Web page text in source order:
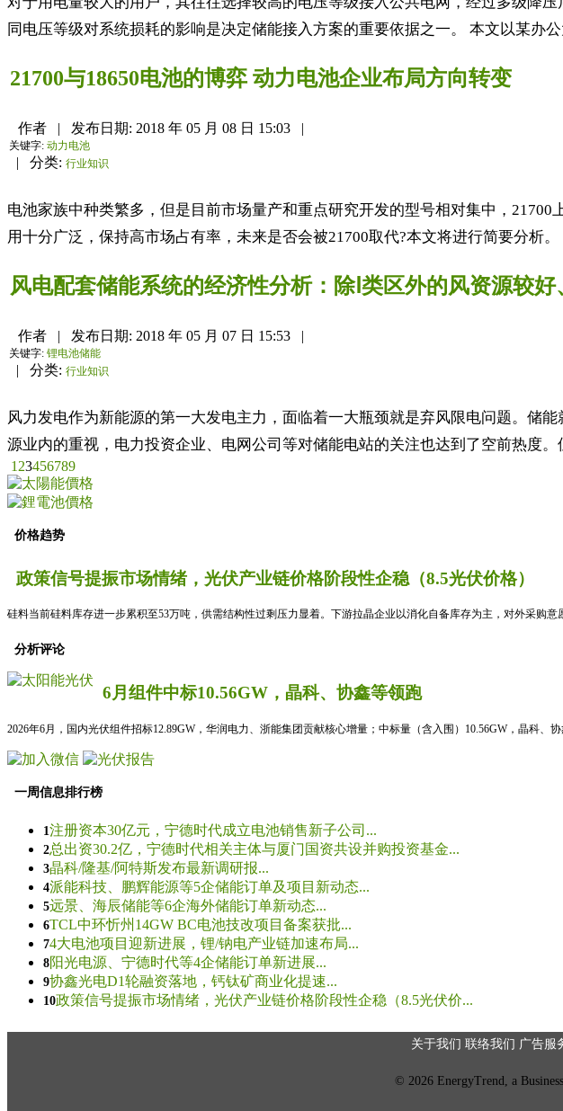
同电压等级对系统损耗的影响是决定储能接入方案的重要依据之一。 本文以某办
21700与18650电池的博弈 动力电池企业布局方向转变
作者 | 发布日期: 2018 年 05 月 08 日 15:03 |
关键字: 动力电池
| 分类: 行业知识
电池家族中种类繁多，但是目前市场量产和重点研究开发的型号相对集中，
用十分广泛，保持高市场占有率，未来是否会被21700取代?本文将进行简要分析
风电配套储能系统的经济性分析：除Ⅰ类区外的风资源较
作者 | 发布日期: 2018 年 05 月 07 日 15:53 |
关键字: 锂电池储能
| 分类: 行业知识
风力发电作为新能源的第一大发电主力，面临着一大瓶颈就是弃风限电问题。储
源业内的重视，电力投资企业、电网公司等对储能电站的关注也达到了空前热度
1 23456789
价格趋势
政策信号提振市场情绪，光伏产业链价格阶段性企稳（8.5光伏价格）
硅料当前硅料库存进一步累积至53万吨，供需结构性过剩压力显着。下游拉晶企业以消化自备库存为主，对外采购
分析评论
6月组件中标10.56GW，晶科、协鑫等领跑
2026年6月，国内光伏组件招标12.89GW，华润电力、浙能集团贡献核心增量；中标量（含入围）10.56GW，晶科、
一周信息排行榜
1 注册资本30亿元，宁德时代成立电池销售新子公司...
2总出资30.2亿，宁德时代相关主体与厦门国资共设并购投资基金...
3晶科/隆基/阿特斯发布最新调研报...
4派能科技、鹏辉能源等5企储能订单及项目新动态...
5远景、海辰储能等6企海外储能订单新动态...
6TCL中环忻州14GW BC电池技改项目备案获批...
74大电池项目迎新进展，锂/钠电产业链加速布局...
8阳光电源、宁德时代等4企储能订单新进展...
9协鑫光电D1轮融资落地，钙钛矿商业化提速...
10政策信号提振市场情绪，光伏产业链价格阶段性企稳（8.5光伏价...
关于我们 联络我们 广告服
© 2026 EnergyTrend, a